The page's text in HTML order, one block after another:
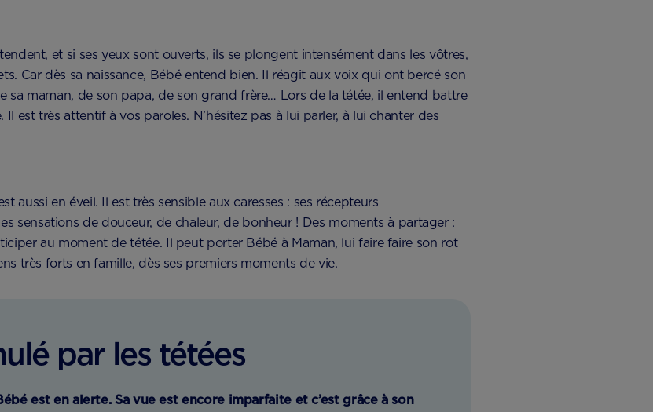
et si ses yeux sont ouverts, ils se plongent intensément dans les vôtres,
Car dès sa naissance, Bébé entend bien. Il réagit aux voix qui ont bercé son
sa maman, de son papa, de son grand frère… Lors de la tétée, il entend battre
est très attentif à vos paroles. N’hésitez pas à lui parler, à lui chanter des
aussi en éveil. Il est très sensible aux caresses : ses récepteurs
sensations de douceur, de chaleur, de bonheur ! Des moments à partager :
au moment de tétée. Il peut porter Bébé à Maman, lui faire faire son rot
très forts en famille, dès ses premiers moments de vie.
par les tétées
est en alerte. Sa vue est encore imparfaite et c’est grâce à son